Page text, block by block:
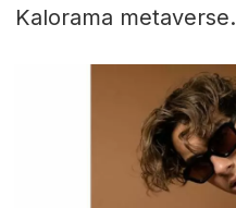
Kalorama metaverse.